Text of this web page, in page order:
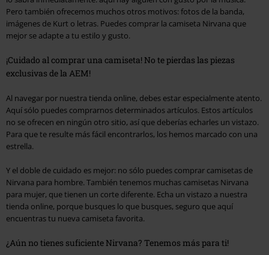
Pero también ofrecemos muchos otros motivos: fotos de la banda,
imágenes de Kurt o letras. Puedes comprar la camiseta Nirvana que
mejor se adapte a tu estilo y gusto.
¡Cuidado al comprar una camiseta! No te pierdas las piezas
exclusivas de la AEM!
Al navegar por nuestra tienda online, debes estar especialmente atento.
Aquí sólo puedes comprarnos determinados artículos. Estos artículos
no se ofrecen en ningún otro sitio, así que deberías echarles un vistazo.
Para que te resulte más fácil encontrarlos, los hemos marcado con una
estrella.
Y el doble de cuidado es mejor: no sólo puedes comprar camisetas de
Nirvana para hombre. También tenemos muchas camisetas Nirvana
para mujer, que tienen un corte diferente. Echa un vistazo a nuestra
tienda online, porque busques lo que busques, seguro que aquí
encuentras tu nueva camiseta favorita.
¿Aún no tienes suficiente Nirvana? Tenemos más para ti!